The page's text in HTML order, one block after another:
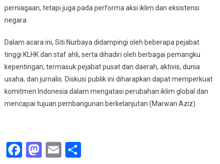
perniagaan, tetapi juga pada performa aksi iklim dan eksistensi
negara.
Dalam acara ini, Siti Nurbaya didampingi oleh beberapa pejabat
tinggi KLHK dan staf ahli, serta dihadiri oleh berbagai pemangku
kepentingan, termasuk pejabat pusat dan daerah, aktivis, dunia
usaha, dan jurnalis. Diskusi publik ini diharapkan dapat memperkuat
komitmen Indonesia dalam mengatasi perubahan iklim global dan
mencapai tujuan pembangunan berkelanjutan (Marwan Aziz)
Facebook
Mastodon
EmailShare